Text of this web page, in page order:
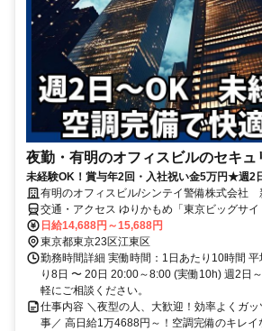
夜勤・有明のオフィスビルのセキュ
未経験OK！賞与年2回・入社祝い金5万円★週2
有明のオフィスビル/シンテイ警備株式会社
交通・アクセス ゆりかもめ「東京ビッグサ
海高速鉄道りんかい線「国際展示場駅」徒歩4
日給14,688円～15,688円
東京都東京23区江東区
勤務時間詳細 実働時間：1日あたり10時間
り8日 〜 20日 20:00～8:00 (実働10h) 週2日
軽にご相談ください。
仕事内容 ＼夜型の人、大歓迎！効率よくガ
事／ 高日給1万4688円～！空調完備のキレ